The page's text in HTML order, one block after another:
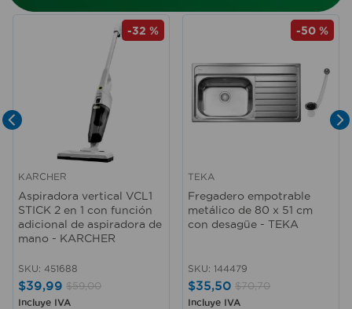
-32 %
KARCHER
Aspiradora vertical VCL1
STICK 2 en 1 con función
adicional de aspiradora de
mano - KARCHER
SKU: 451688
$39,99 $59,00
Incluye IVA
-50 %
TEKA
Fregadero empotrable
metálico de 80 x 51 cm
con desagüe - TEKA
SKU: 144479
$35,50 $70,70
Incluye IVA